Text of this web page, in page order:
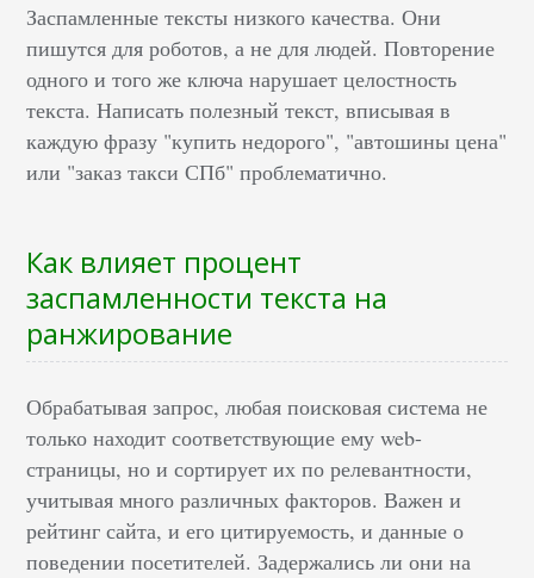
Заспамленные тексты низкого качества. Они
пишутся для роботов, а не для людей. Повторение
одного и того же ключа нарушает целостность
текста. Написать полезный текст, вписывая в
каждую фразу "купить недорого", "автошины цена"
или "заказ такси СПб" проблематично.
Как влияет процент
заспамленности текста на
ранжирование
Обрабатывая запрос, любая поисковая система не
только находит соответствующие ему web-
страницы, но и сортирует их по релевантности,
учитывая много различных факторов. Важен и
рейтинг сайта, и его цитируемость, и данные о
поведении посетителей. Задержались ли они на